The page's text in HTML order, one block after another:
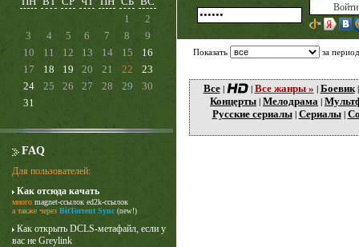
1
2
3
4 5 6 7 8
9
10
11 12 13 14 15
16
17
18 19 20 21 22
23
24
25 26 27 28 29
30
31
FAQ
Для пользователей:
Как отсюда качать
много magnet-ссылок ed2k-ссылок
а также через BitTorrent Sync (new!)
Как открыть DCLS-метафайл, если у
вас не Greylink
Показать за
Все| | Все жанры » Боевик
Концерты Мелодрама
Русские сериалы| Сериалы|